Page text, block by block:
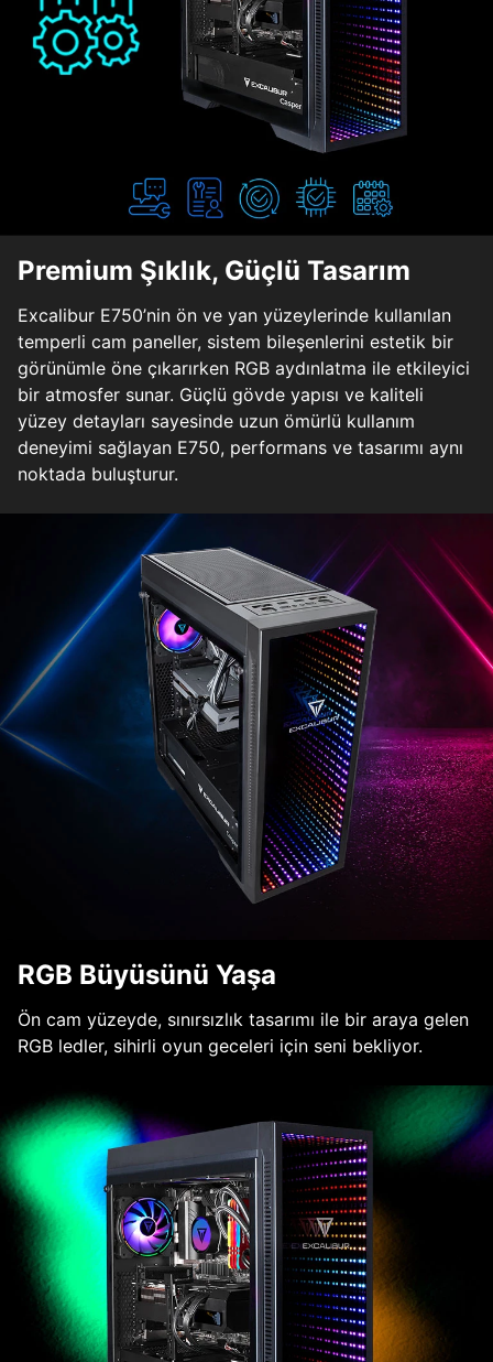
Premium Şıklık, Güçlü Tasarım
Excalibur E750’nin ön ve yan yüzeylerinde kullanılan
temperli cam paneller, sistem bileşenlerini estetik bir
görünümle öne çıkarırken RGB aydınlatma ile etkileyici
bir atmosfer sunar. Güçlü gövde yapısı ve kaliteli
yüzey detayları sayesinde uzun ömürlü kullanım
deneyimi sağlayan E750, performans ve tasarımı aynı
noktada buluşturur.
RGB Büyüsünü Yaşa
Ön cam yüzeyde, sınırsızlık tasarımı ile bir araya gelen
RGB ledler, sihirli oyun geceleri için seni bekliyor.